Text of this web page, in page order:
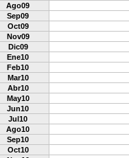
Ago09
Sep09
Oct09
Nov09
Dic09
Ene10
Feb10
Mar10
Abr10
May10
Jun10
Jul10
Ago10
Sep10
Oct10